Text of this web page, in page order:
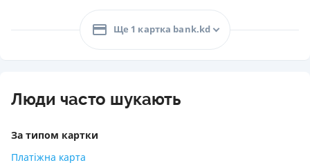
Ще 1 картка bank.kd
Люди часто шукають
За типом картки
Платіжна карта